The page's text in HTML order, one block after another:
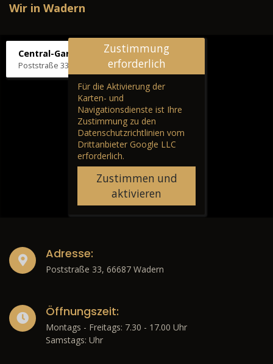
Wir in Wadern
Central-Garage H. Wilhelm
Poststraße 33, 66687 Wadern
Zustimmung
erforderlich
Für die Aktivierung der
Karten- und
Navigationsdienste ist Ihre
Zustimmung zu den
Datenschutzrichtlinien vom
Drittanbieter Google LLC
erforderlich.
Zustimmen und
aktivieren
Adresse:
Poststraße 33, 66687 Wadern
Öffnungszeit:
Montags - Freitags: 7.30 - 17.00 Uhr
Samstags: Uhr